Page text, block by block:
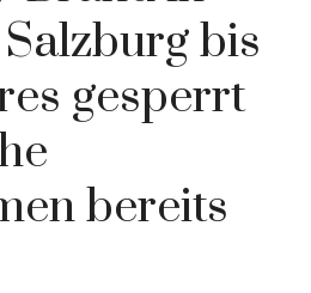
bis
gesperrt
bereits